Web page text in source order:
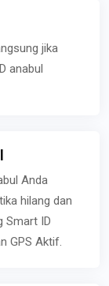
jika
anabul
Anda
hilang dan
Smart ID
GPS Aktif.